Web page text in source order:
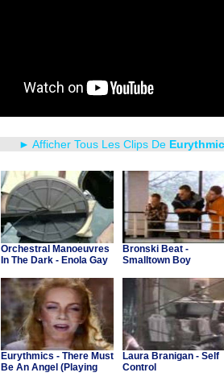
► Afficher Tous Les Clips De
Orchestral Manoeuvres
In The Dark - Enola Gay
Bronski Beat -
Smalltown Boy
Eurythmics - There Must
Be An Angel (Playing
Laura Branigan - Self
Control